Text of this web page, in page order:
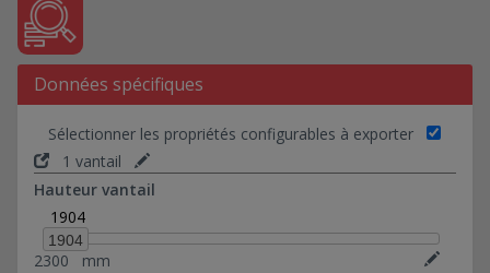
Données spécifiques
Sélectionner les propriétés configurables à exporter
1 vantail
Hauteur vantail
1904
1904
2300 mm